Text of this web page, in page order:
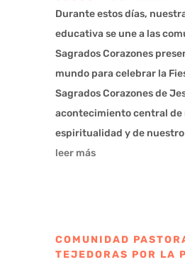
Durante estos días,
educativa se une a las
Sagrados Corazones
mundo para celebrar la
Sagrados Corazones de
acontecimiento central de
espiritualidad y de
leer más
COMUNIDAD
TEJEDORAS POR LA